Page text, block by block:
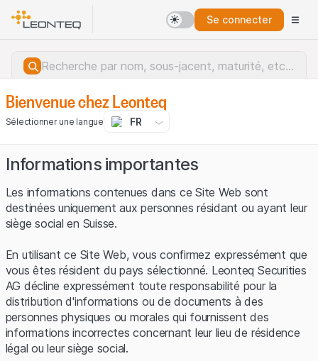
Se connecter
Erreur du serveur.
Bienvenue chez Leonteq
Sélectionner une langue FR
Informations importantes
Les informations contenues dans ce Site Web sont
destinées uniquement aux personnes résidant ou ayant leur
siège social en Suisse.
En utilisant ce Site Web, vous confirmez expressément que
vous êtes résident du pays sélectionné. Leonteq Securities
AG décline expressément toute responsabilité pour la
distribution d'informations ou de documents à des
personnes physiques ou morales qui fournissent des
informations incorrectes concernant leur lieu de résidence
légal ou leur siège social.